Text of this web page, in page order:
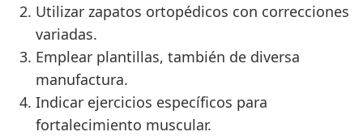
Utilizar zapatos ortopédicos con correcciones
variadas.
Emplear plantillas, también de diversa
manufactura.
Indicar ejercicios específicos para
fortalecimiento muscular.